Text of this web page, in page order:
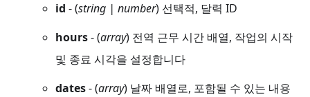
id - (string | number) 선택적, 달력 ID
hours- (array) 전역 근무 시간 배열, 작업의 시작
및 종료 시각을 설정합니다
dates- (array) 날짜 배열로, 포함될 수 있는 내용